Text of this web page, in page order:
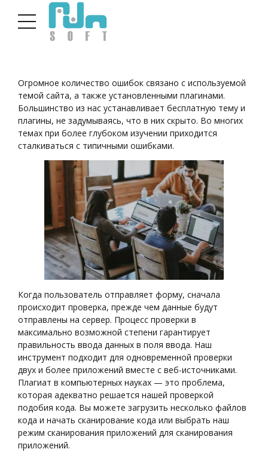
Огромное количество ошибок связано с используемой
темой сайта, а также установленными плагинами.
Большинство из нас устанавливает бесплатную тему и
плагины, не задумываясь, что в них скрыто. Во многих
темах при более глубоком изучении приходится
сталкиваться с типичными ошибками.
Когда пользователь отправляет форму, сначала
происходит проверка, прежде чем данные будут
отправлены на сервер. Процесс проверки в
максимально возможной степени гарантирует
правильность ввода данных в поля ввода. Наш
инструмент подходит для одновременной проверки
двух и более приложений вместе с веб-источниками.
Плагиат в компьютерных науках — это проблема,
которая адекватно решается нашей проверкой
подобия кода. Вы можете загрузить несколько файлов
кода и начать сканирование кода или выбрать наш
режим сканирования приложений для сканирования
приложений.